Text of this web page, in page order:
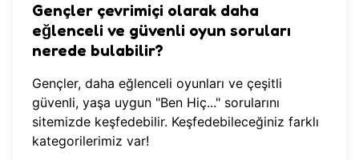
Gençler çevrimiçi olarak daha
eğlenceli ve güvenli oyun soruları
nerede bulabilir?
Gençler, daha eğlenceli oyunları ve çeşitli
güvenli, yaşa uygun "Ben Hiç..." sorularını
sitemizde keşfedebilir. Keşfedebileceğiniz farklı
kategorilerimiz var!